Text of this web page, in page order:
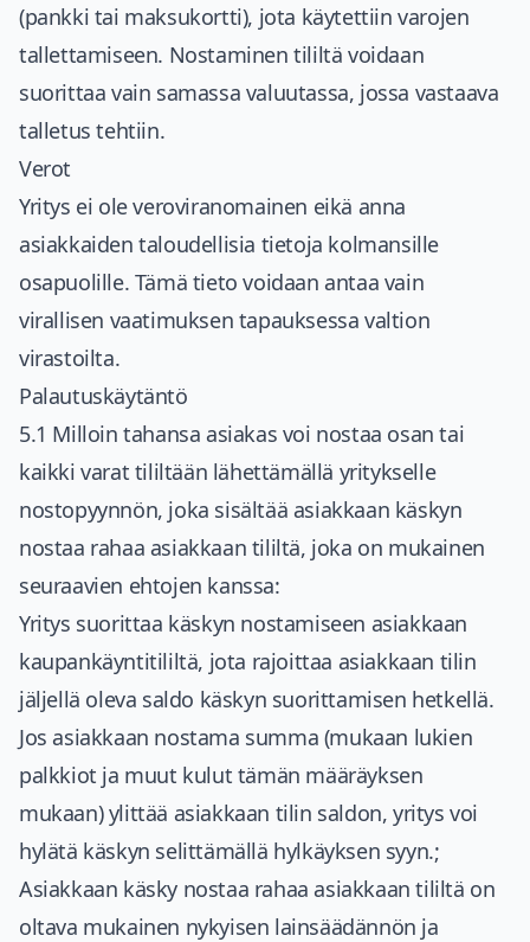
(pankki tai maksukortti), jota käytettiin varojen
tallettamiseen. Nostaminen tililtä voidaan
suorittaa vain samassa valuutassa, jossa vastaava
talletus tehtiin.
Verot
Yritys ei ole veroviranomainen eikä anna
asiakkaiden taloudellisia tietoja kolmansille
osapuolille. Tämä tieto voidaan antaa vain
virallisen vaatimuksen tapauksessa valtion
virastoilta.
Palautuskäytäntö
5.1 Milloin tahansa asiakas voi nostaa osan tai
kaikki varat tililtään lähettämällä yritykselle
nostopyynnön, joka sisältää asiakkaan käskyn
nostaa rahaa asiakkaan tililtä, joka on mukainen
seuraavien ehtojen kanssa:
Yritys suorittaa käskyn nostamiseen asiakkaan
kaupankäyntitililtä, jota rajoittaa asiakkaan tilin
jäljellä oleva saldo käskyn suorittamisen hetkellä.
Jos asiakkaan nostama summa (mukaan lukien
palkkiot ja muut kulut tämän määräyksen
mukaan) ylittää asiakkaan tilin saldon, yritys voi
hylätä käskyn selittämällä hylkäyksen syyn.;
Asiakkaan käsky nostaa rahaa asiakkaan tililtä on
oltava mukainen nykyisen lainsäädännön ja